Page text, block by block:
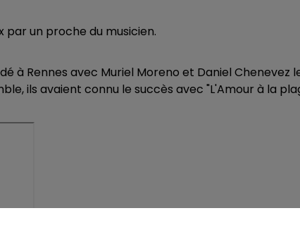
par un proche du musicien.
à Rennes avec Muriel Moreno et Daniel Chenevez
ils avaient connu le succès avec "L'Amour à la